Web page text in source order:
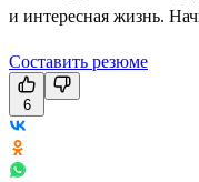
и интересная жизнь.
Составить резюме
6